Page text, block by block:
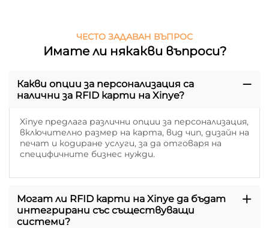
ЧЕСТО ЗАДАВАН ВЪПРОС
Имате ли някакви въпроси?
Какви опции за персонализация са
налични за RFID карти на Xinye?
Xinye предлага различни опции за персонализация,
включително размер на карта, вид чип, дизайн на
печат и кодиране услуги, за да отговаря на
специфичните бизнес нужди.
Могат ли RFID карти на Xinye да бъдат
интегрирани със съществуващи
системи?